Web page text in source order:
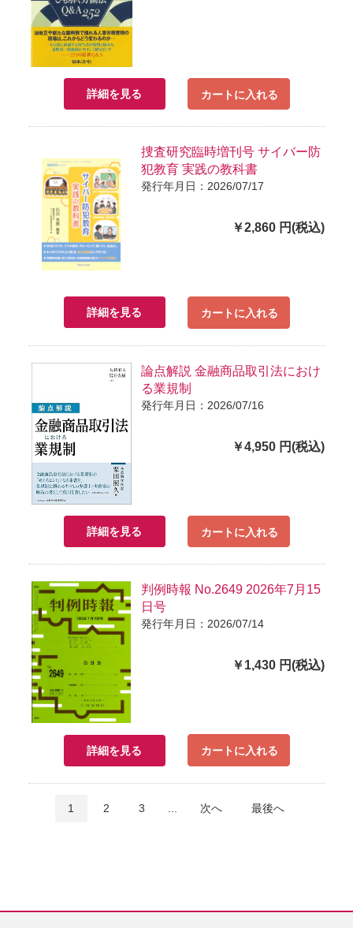
詳細を見る カートに入れる
捜査研究臨時増刊号 サイバー防
犯教育 実践の教科書
発行年月日：2026/07/17
￥2,860 円(税込)
詳細を見る カートに入れる
論点解説 金融商品取引法におけ
る業規制
発行年月日：2026/07/16
￥4,950 円(税込)
詳細を見る カートに入れる
判例時報 No.2649 2026年7月15
日号
発行年月日：2026/07/14
￥1,430 円(税込)
詳細を見る カートに入れる
1 2 3 次へ 最後へ